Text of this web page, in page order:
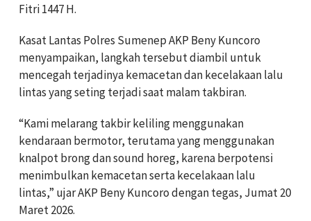
Fitri 1447 H.
Kasat Lantas Polres Sumenep AKP Beny Kuncoro
menyampaikan, langkah tersebut diambil untuk
mencegah terjadinya kemacetan dan kecelakaan lalu
lintas yang seting terjadi saat malam takbiran.
“Kami melarang takbir keliling menggunakan
kendaraan bermotor, terutama yang menggunakan
knalpot brong dan sound horeg, karena berpotensi
menimbulkan kemacetan serta kecelakaan lalu
lintas,” ujar AKP Beny Kuncoro dengan tegas, Jumat 20
Maret 2026.